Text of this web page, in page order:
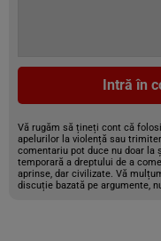
Intră în
Vă rugăm să țineți cont că
apelurilor la violență sau
comentariu pot duce nu doar la
temporară a dreptului de a
aprinse, dar civilizate. Vă
discuție bazată pe argumente,